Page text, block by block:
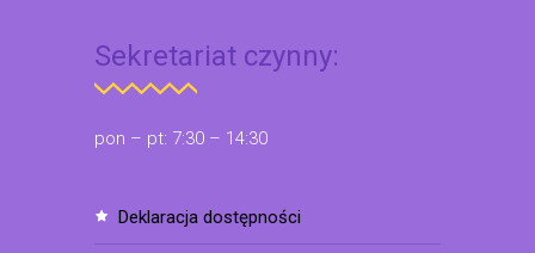
Sekretariat czynny:
pon – pt: 7:30 – 14:30
deklaracja dostępności